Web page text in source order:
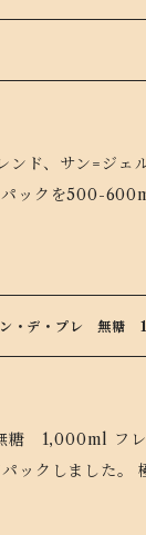
ン・デ・プレ 無
ストの人気ブレン
ックしました。